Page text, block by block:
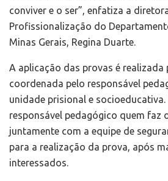
conviver e o ser”, enfatiza a
Profissionalização do
Minas Gerais, Regina Duarte.
A aplicação das provas é realizada
coordenada pelo responsável
unidade prisional e socioeducativa.
responsável pedagógico quem faz
juntamente com a equipe de
para a realização da prova, após
interessados.